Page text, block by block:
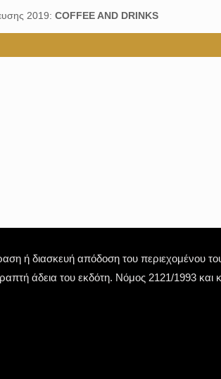
2019: COFFEE AND DRINKS
ή διασκευή απόδοση του περιεχομένου
άδεια του εκδότη. Νόμος 2121/1993 και